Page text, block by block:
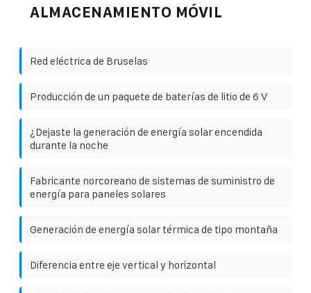
ALMACENAMIENTO MÓVIL
Red eléctrica de Bruselas
Producción de un paquete de baterías de litio de 6 V
¿Dejaste la generación de energía solar encendida
durante la noche
Fabricante norcoreano de sistemas de suministro de
energía para paneles solares
Generación de energía solar térmica de tipo montaña
Diferencia entre eje vertical y horizontal